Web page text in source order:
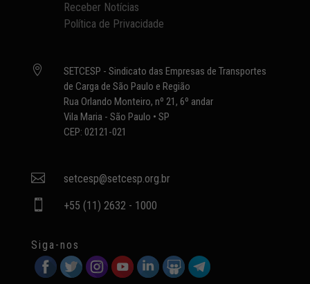
Receber Notícias
Política de Privacidade

SETCESP - Sindicato das Empresas de Transportes
de Carga de São Paulo e Região
Rua Orlando Monteiro, nº 21, 6º andar
Vila Maria - São Paulo • SP
CEP: 02121-021
 setcesp@setcesp.org.br
 +55 (11) 2632 - 1000
Siga-nos